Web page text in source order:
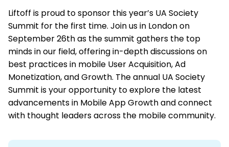
Liftoff is proud to sponsor this year’s UA Society
Summit for the first time. Join us in London on
September 26th as the summit gathers the top
minds in our field, offering in-depth discussions on
best practices in mobile User Acquisition, Ad
Monetization, and Growth. The annual UA Society
Summit is your opportunity to explore the latest
advancements in Mobile App Growth and connect
with thought leaders across the mobile community.